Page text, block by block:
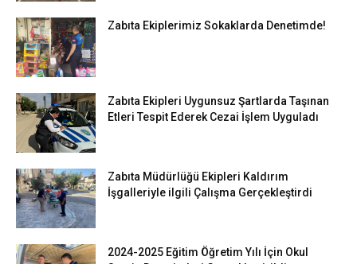
Zabıta Ekiplerimiz Sokaklarda Denetimde!
Zabıta Ekipleri Uygunsuz Şartlarda Taşınan
Etleri Tespit Ederek Cezai İşlem Uyguladı
Zabıta Müdürlüğü Ekipleri Kaldırım
İşgalleriyle ilgili Çalışma Gerçekleştirdi
2024-2025 Eğitim Öğretim Yılı İçin Okul